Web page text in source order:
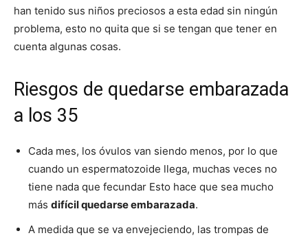
han tenido sus niños preciosos a esta edad sin ningún
problema, esto no quita que si se tengan que tener en
cuenta algunas cosas.
Riesgos de quedarse embarazada
a los 35
Cada mes, los óvulos van siendo menos, por lo que
cuando un espermatozoide llega, muchas veces no
tiene nada que fecundar Esto hace que sea mucho
más difícil quedarse embarazada.
A medida que se va envejeciendo, las trompas de